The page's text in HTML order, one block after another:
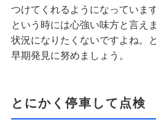
つけてくれるようになっていま
という時には心強い味方と言え
状況になりたくないですよね。
早期発見に努めましょう。
とにかく停車して点検